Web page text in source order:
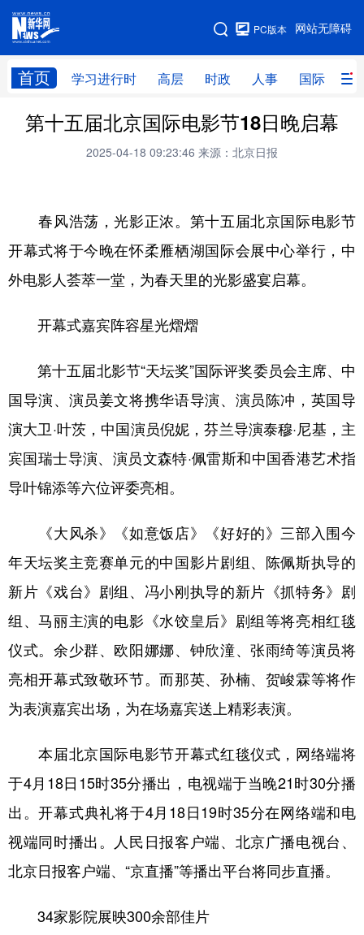
网站无障碍
PC版本
首页 学习进行时 高层 时政 人事 国际 财
网站地图
学习进行时 高层 时政 人事
财经 网评
科技 科创 量子 体育
文化 书画 健康 军事
法律 中央文件
学术中国 乡村振兴 银龄 溯源中国
城市 旅游 能源 会展
彩票 娱乐 时尚 悦读
公益 一带一路
文化产业
地方频道
北京 天津 河北 山西
广东 广西 海南 重庆
陕西 青海 宁夏
新疆 内蒙古 黑龙江
多语种频道
第十五届北京国际电影节18日晚启幕
2025-04-18 09:23:46 来源：北京日报
春风浩荡，光影正浓。第十五届北京国际电影节
开幕式将于今晚在怀柔雁栖湖国际会展中心举行，中
外电影人荟萃一堂，为春天里的光影盛宴启幕。
开幕式嘉宾阵容星光熠熠
第十五届北影节“天坛奖”国际评奖委员会主席、中
国导演、演员姜文将携华语导演、演员陈冲，英国导
演大卫·叶茨，中国演员倪妮，芬兰导演泰穆·尼基，主
宾国瑞士导演、演员文森特·佩雷斯和中国香港艺术指
导叶锦添等六位评委亮相。
《大风杀》《如意饭店》《好好的》三部入围今
年天坛奖主竞赛单元的中国影片剧组、陈佩斯执导的
新片《戏台》剧组、冯小刚执导的新片《抓特务》剧
组、马丽主演的电影《水饺皇后》剧组等将亮相红毯
仪式。余少群、欧阳娜娜、钟欣潼、张雨绮等演员将
亮相开幕式致敬环节。而那英、孙楠、贺峻霖等将作
为表演嘉宾出场，为在场嘉宾送上精彩表演。
本届北京国际电影节开幕式红毯仪式，网络端将
于4月18日15时35分播出，电视端于当晚21时30分播
出。开幕式典礼将于4月18日19时35分在网络端和电
视端同时播出。人民日报客户端、北京广播电视台、
北京日报客户端、“京直播”等播出平台将同步直播。
34家影院展映300余部佳片